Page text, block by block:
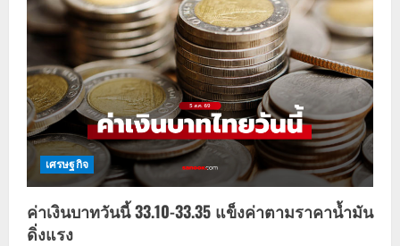
เศรษฐกิจ
ค่าเงินบาทวันนี้ 33.10-33.35 แข็งค่าตามราคาน้ำมัน
ดิ่งแรง